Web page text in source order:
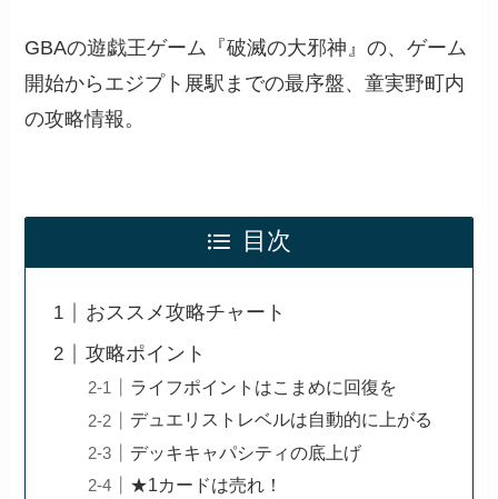
GBAの遊戯王ゲーム『破滅の大邪神』の、ゲーム
開始からエジプト展駅までの最序盤、童実野町内
の攻略情報。
目次
おススメ攻略チャート
攻略ポイント
ライフポイントはこまめに回復を
デュエリストレベルは自動的に上がる
デッキキャパシティの底上げ
★1カードは売れ！